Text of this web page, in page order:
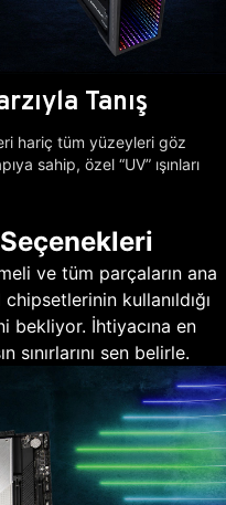
Tanış
hariç tüm yüzeyleri göz
sahip, özel “UV” ışınları
ve tüm parçaların ana
kullanıldığı
bekliyor. İhtiyacına en
sınırlarını sen belirle.